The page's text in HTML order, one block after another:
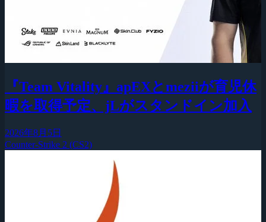
『Team Vitality』apEXとmeziiが育児休
暇を取得予定、jLがスタンドイン加入
2026年8月5日
Counter-Strike 2 (CS2)